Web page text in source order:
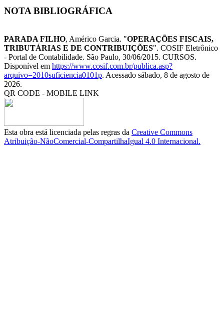
NOTA BIBLIOGRÁFICA
PARADA FILHO, Américo Garcia. "OPERAÇÕES FISCAIS,
TRIBUTÁRIAS E DE CONTRIBUIÇÕES". COSIF Eletrônico
- Portal de Contabilidade. São Paulo, 30/06/2015. CURSOS.
Disponível em https://www.cosif.com.br/publica.asp?
arquivo=2010suficiencia0101p. Acessado sábado, 8 de agosto de
2026.
QR CODE - MOBILE LINK
Esta obra está licenciada pelas regras da Creative Commons
Atribuição-NãoComercial-CompartilhaIgual 4.0 Internacional.